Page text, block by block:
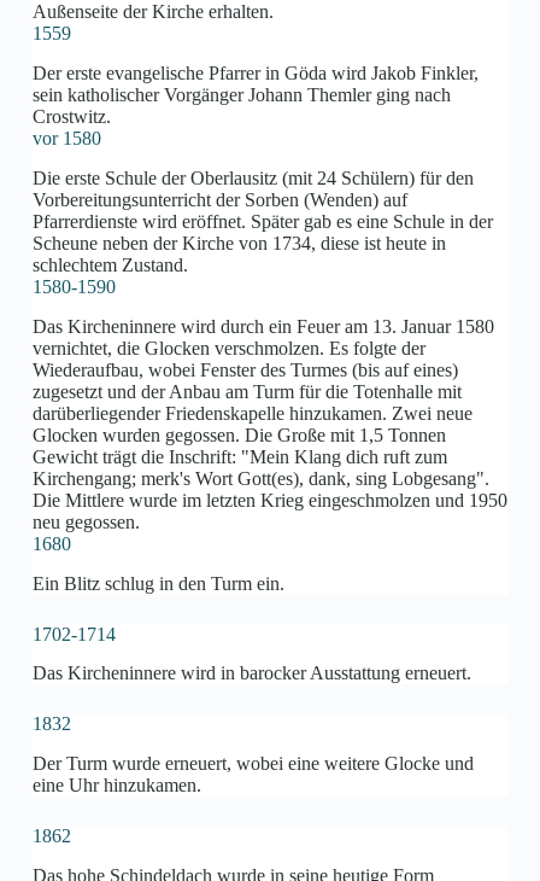
Außenseite der Kirche erhalten.
1559
Der erste evangelische Pfarrer in Göda wird Jakob Finkler,
sein katholischer Vorgänger Johann Themler ging nach
Crostwitz.
vor 1580
Die erste Schule der Oberlausitz (mit 24 Schülern) für den
Vorbereitungsunterricht der Sorben (Wenden) auf
Pfarrerdienste wird eröffnet. Später gab es eine Schule in der
Scheune neben der Kirche von 1734, diese ist heute in
schlechtem Zustand.
1580-1590
Das Kircheninnere wird durch ein Feuer am 13. Januar 1580
vernichtet, die Glocken verschmolzen. Es folgte der
Wiederaufbau, wobei Fenster des Turmes (bis auf eines)
zugesetzt und der Anbau am Turm für die Totenhalle mit
darüberliegender Friedenskapelle hinzukamen. Zwei neue
Glocken wurden gegossen. Die Große mit 1,5 Tonnen
Gewicht trägt die Inschrift: "Mein Klang dich ruft zum
Kirchengang; merk's Wort Gott(es), dank, sing Lobgesang".
Die Mittlere wurde im letzten Krieg eingeschmolzen und 1950
neu gegossen.
1680
Ein Blitz schlug in den Turm ein.
1702-1714
Das Kircheninnere wird in barocker Ausstattung erneuert.
1832
Der Turm wurde erneuert, wobei eine weitere Glocke und
eine Uhr hinzukamen.
1862
Das hohe Schindeldach wurde in seine heutige Form